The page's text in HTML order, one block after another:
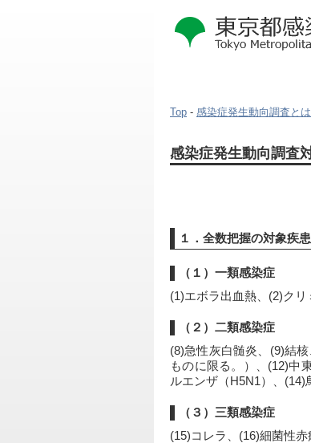
Top - 感染症発生動向調査とは
本
文
ら
感染症発生動向調査
１．全数把握の対象疾患
（１）一類感染症
(1)エボラ出血熱、(2)ク
（２）二類感染症
(8)急性灰白髄炎、(9)結
ものに限る。）、(12)中
ルエンザ（H5N1）、(14)
（３）三類感染症
(15)コレラ、(16)細菌性